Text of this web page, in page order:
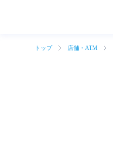
トップ 店舗・ATM